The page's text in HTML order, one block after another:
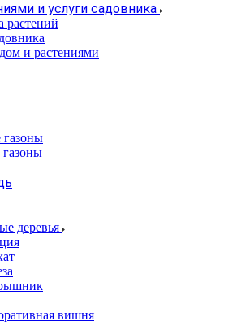
и услуги садовника
растений
и растениями
деревья
вишня